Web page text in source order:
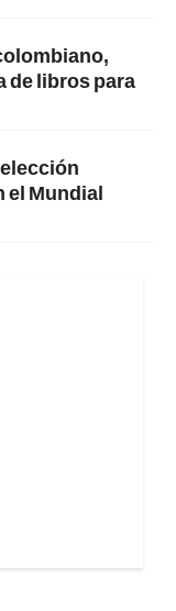
de libros para
el Mundial